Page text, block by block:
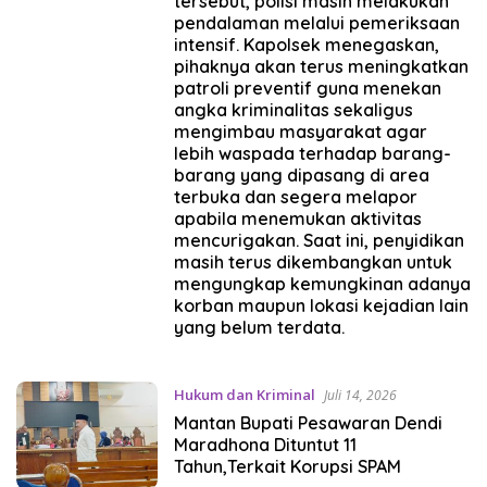
pendalaman melalui pemeriksaan
intensif. Kapolsek menegaskan,
pihaknya akan terus meningkatkan
patroli preventif guna menekan
angka kriminalitas sekaligus
mengimbau masyarakat agar
lebih waspada terhadap barang-
barang yang dipasang di area
terbuka dan segera melapor
apabila menemukan aktivitas
mencurigakan. Saat ini, penyidikan
masih terus dikembangkan untuk
mengungkap kemungkinan adanya
korban maupun lokasi kejadian lain
yang belum terdata.
Hukum dan Kriminal Juli 14, 2026
Mantan Bupati Pesawaran Dendi
Maradhona Dituntut 11
Tahun,Terkait Korupsi SPAM